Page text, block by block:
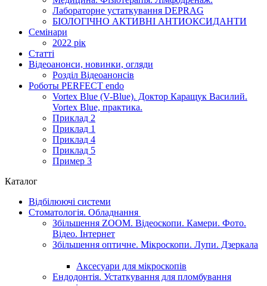
Лабораторне устаткування DEPRAG
БІОЛОГІЧНО АКТИВНІ АНТИОКСИДАНТИ
Семінари
2022 рік
Статті
Відеоанонси, новинки, огляди
Розділ Відеоанонсів
Роботы PERFECT endo
Vortex Blue (V-Blue). Доктор Каращук Василий.
Vortex Blue, практика.
Приклад 2
Приклад 1
Приклад 4
Приклад 5
Пример 3
Каталог
Відбілюючі системи
Стоматологія. Обладнання
Збільшення ZOOM. Відеоскопи. Камери. Фото.
Відео. Інтернет
Збільшення оптичне. Мікроскопи. Лупи. Дзеркала
Аксесуари для мікроскопів
Ендодонтія. Устаткування для пломбування